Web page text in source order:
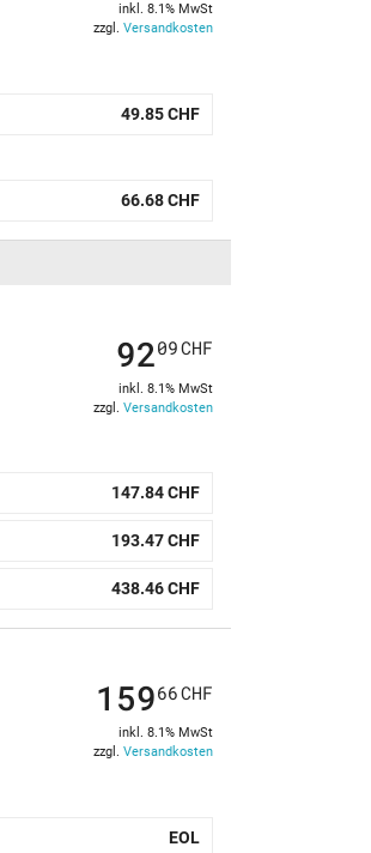
inkl. 8.1% MwSt
zzgl. Versandkosten
49.85 CHF
66.68 CHF
9209CHF
inkl. 8.1% MwSt
zzgl. Versandkosten
147.84 CHF
193.47 CHF
438.46 CHF
15966CHF
inkl. 8.1% MwSt
zzgl. Versandkosten
EOL